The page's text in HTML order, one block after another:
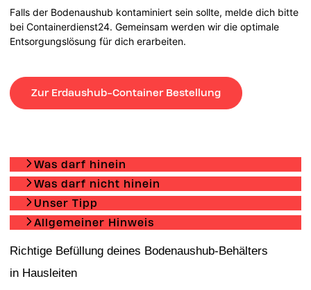
Falls der Bodenaushub kontaminiert sein sollte, melde dich bitte
bei Containerdienst24. Gemeinsam werden wir die optimale
Entsorgungslösung für dich erarbeiten.
Zur Erdaushub-Container Bestellung
Was darf hinein
Was darf nicht hinein
Unser Tipp
Allgemeiner Hinweis
Richtige Befüllung deines Bodenaushub-Behälters
in Hausleiten